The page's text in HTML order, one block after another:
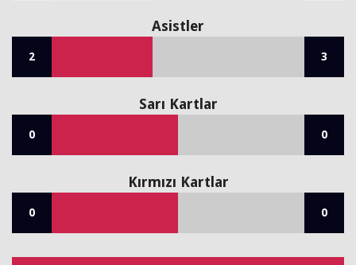
Asistler
2 3
Sarı Kartlar
0 0
Kırmızı Kartlar
0 0